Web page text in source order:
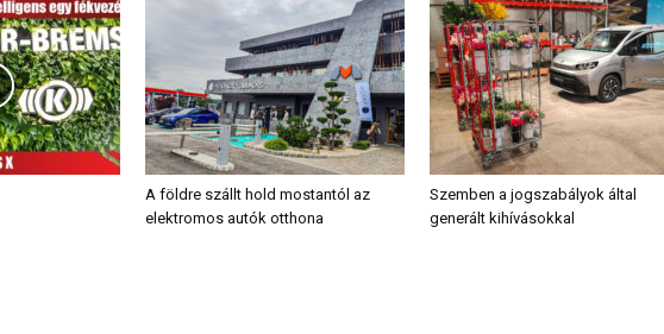
A földre szállt hold mostantól az
elektromos autók otthona
Szemben a jogszabályok által
generált kihívásokkal